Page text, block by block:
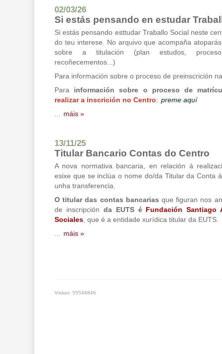
02/03/26
Si estás pensando en estudar
Si estás pensando esttudar Traballo Social neste
do teu interese. No arquivo que acompaña
sobre a titulación (plan estudos,
recoñecementos...)
Para información sobre o proceso de preinscrición
Para información sobre o proceso de
realizar a inscrición no Centro: preme aquí
máis »
13/11/25
Titular Bancario Contas do Centro
A nova normativa bancaria, en relación á
esixe que se inclúa o nome do/da Titular da Conta
unha transferencia.
O titular das contas bancarias que figuran nos
de inscripción da EUTS éFundación Santiago
Sociales , que é a entidade xurídica titular da EUTS.
máis »
Visitas: 55548846